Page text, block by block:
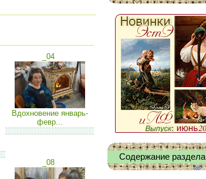
_04
Вдохновение январь-
февр...
_08
Содержание раздела